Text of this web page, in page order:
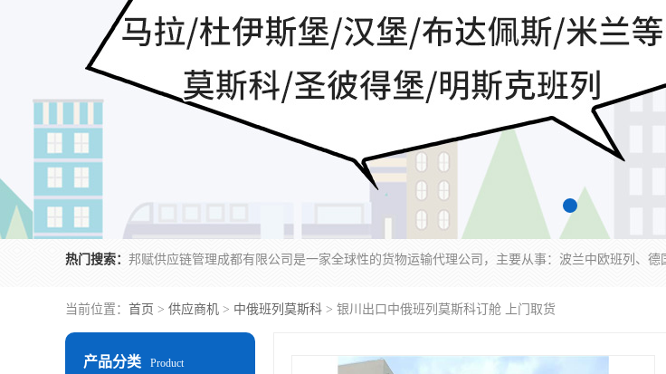
热门搜索：
当前位置： 首页 > 供应商机 > 中俄班列莫斯科 > 银川出口中俄班列莫斯科订舱 上门取货
产品分类 Product